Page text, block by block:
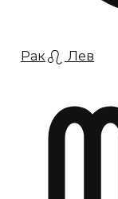
Рак Лев